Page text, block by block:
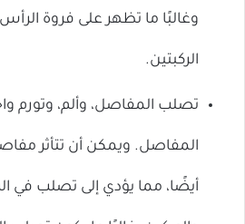
وغالبًا ما تظهر على فروة
الركبتين.
تصلب المفاصل، وألم، وتورم
المفاصل. ويمكن أن تتأثر
أيضًا، مما يؤدي إلى تصلب في